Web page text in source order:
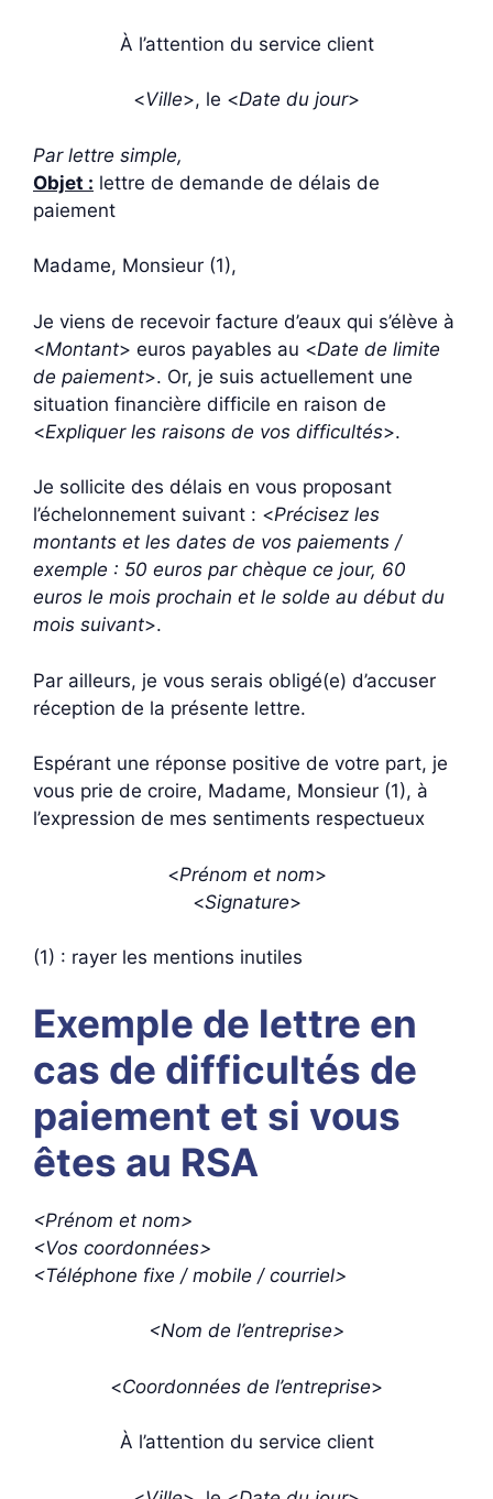
À l’attention du service client
<Ville>, le <Date du jour>
Par lettre simple,
Objet : lettre de demande de délais de
paiement
Madame, Monsieur (1),
Je viens de recevoir facture d’eaux qui s’élève à
<Montant> euros payables au <Date de limite
de paiement>. Or, je suis actuellement une
situation financière difficile en raison de
<Expliquer les raisons de vos difficultés>.
Je sollicite des délais en vous proposant
l’échelonnement suivant : <Précisez les
montants et les dates de vos paiements /
exemple : 50 euros par chèque ce jour, 60
euros le mois prochain et le solde au début du
mois suivant>.
Par ailleurs, je vous serais obligé(e) d’accuser
réception de la présente lettre.
Espérant une réponse positive de votre part, je
vous prie de croire, Madame, Monsieur (1), à
l’expression de mes sentiments respectueux
<Prénom et nom>
<Signature>
(1) : rayer les mentions inutiles
Exemple de lettre en
cas de difficultés de
paiement et si vous
êtes au RSA
<Prénom et nom>
<Vos coordonnées>
<Téléphone fixe / mobile / courriel>
<Nom de l’entreprise>
<Coordonnées de l’entreprise>
À l’attention du service client